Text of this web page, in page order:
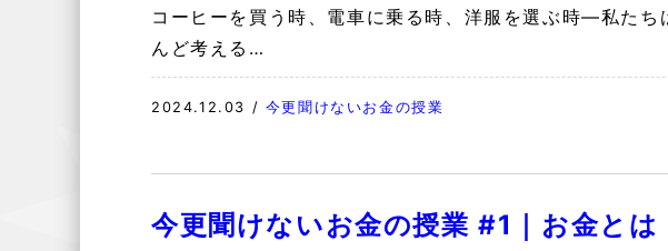
コーヒーを買う時、電車に乗る時、洋服を選ぶ時—私た
んど考える…
2024.12.03 / 今更聞けないお金の授業
今更聞けないお金の授業 #1｜お金とは